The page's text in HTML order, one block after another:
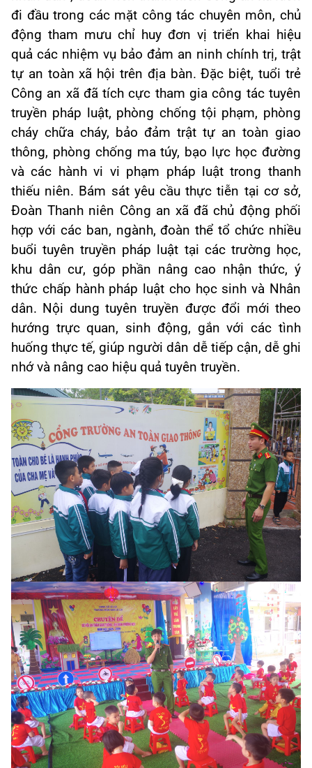
đi đầu trong các mặt công tác chuyên môn, chủ
động tham mưu chỉ huy đơn vị triển khai hiệu
quả các nhiệm vụ bảo đảm an ninh chính trị, trật
tự an toàn xã hội trên địa bàn. Đặc biệt, tuổi trẻ
Công an xã đã tích cực tham gia công tác tuyên
truyền pháp luật, phòng chống tội phạm, phòng
cháy chữa cháy, bảo đảm trật tự an toàn giao
thông, phòng chống ma túy, bạo lực học đường
và các hành vi vi phạm pháp luật trong thanh
thiếu niên. Bám sát yêu cầu thực tiễn tại cơ sở,
Đoàn Thanh niên Công an xã đã chủ động phối
hợp với các ban, ngành, đoàn thể tổ chức nhiều
buổi tuyên truyền pháp luật tại các trường học,
khu dân cư, góp phần nâng cao nhận thức, ý
thức chấp hành pháp luật cho học sinh và Nhân
dân. Nội dung tuyên truyền được đổi mới theo
hướng trực quan, sinh động, gắn với các tình
huống thực tế, giúp người dân dễ tiếp cận, dễ ghi
nhớ và nâng cao hiệu quả tuyên truyền.